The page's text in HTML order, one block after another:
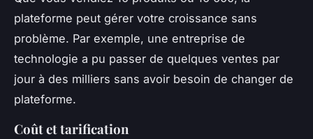
plateforme peut gérer votre croissance sans
problème. Par exemple, une entreprise de
technologie a pu passer de quelques ventes par
jour à des milliers sans avoir besoin de changer de
plateforme.
Coût et tarification